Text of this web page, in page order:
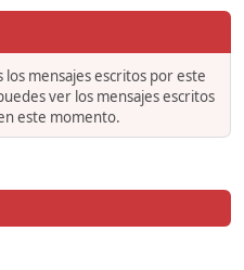
mensajes escritos por este
ver los mensajes escritos
este momento.